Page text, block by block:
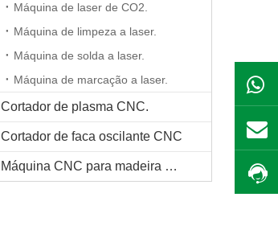
Máquina de laser de CO2.
Máquina de limpeza a laser.
Máquina de solda a laser.
Máquina de marcação a laser.
Cortador de plasma CNC.
Cortador de faca oscilante CNC
Máquina CNC para madeira maciça